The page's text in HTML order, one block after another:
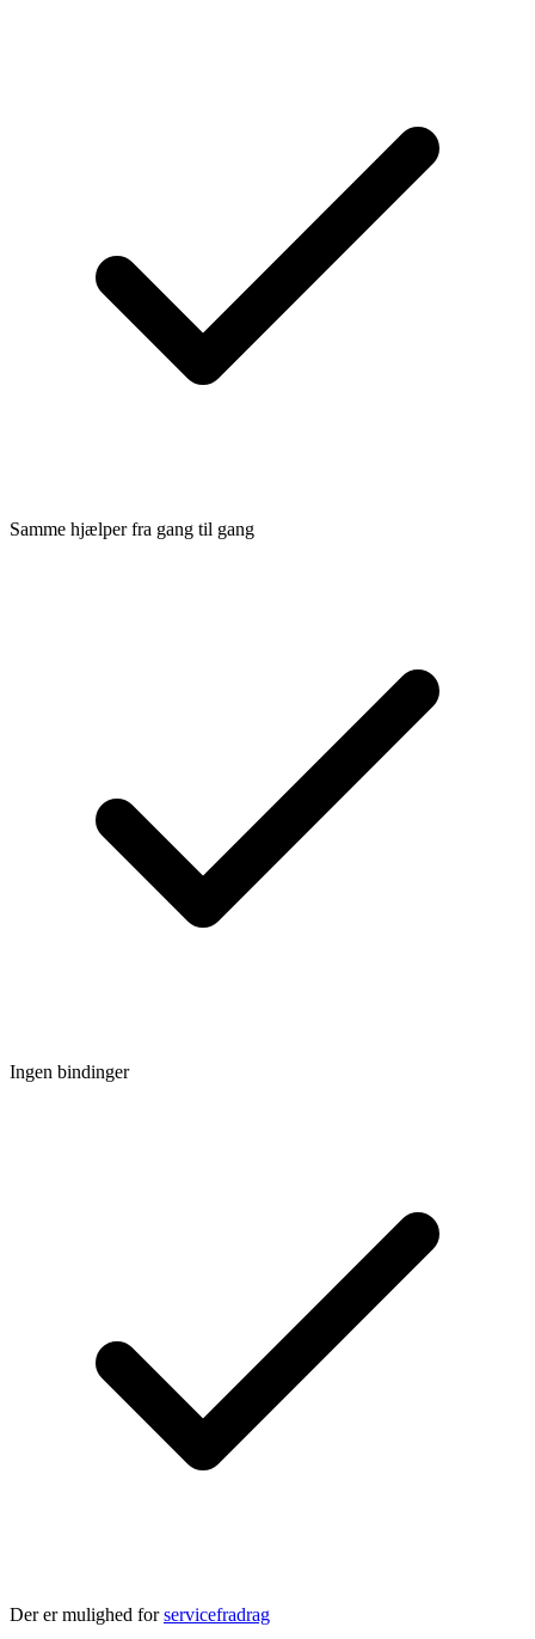
Samme hjælper fra gang til gang
Ingen bindinger
Der er mulighed forservicefradrag